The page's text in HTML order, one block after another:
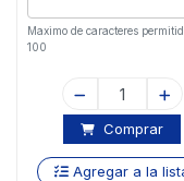
Maximo de caracteres
100
Comprar
Agregar a la